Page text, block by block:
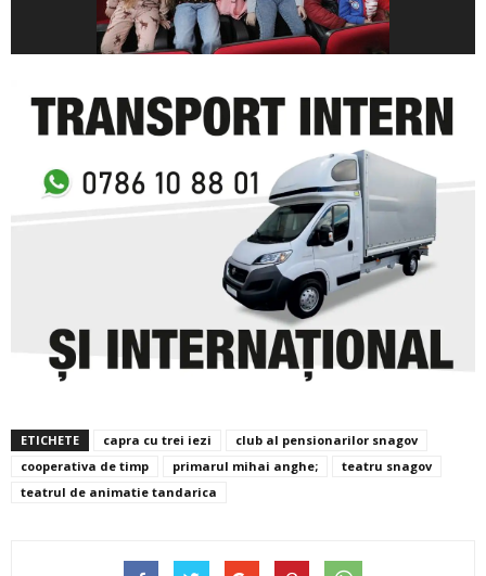
ETICHETE capra cu trei iezi
club al pensionarilor snagov
cooperativa de timp
primarul mihai anghe;
teatru snagov
teatrul de animatie tandarica